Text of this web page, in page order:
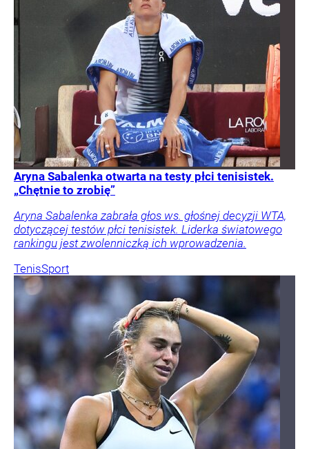
Aryna Sabalenka otwarta na testy płci tenisistek.
„Chętnie to zrobię”
Aryna Sabalenka zabrała głos ws. głośnej decyzji WTA,
dotyczącej testów płci tenisistek. Liderka światowego
rankingu jest zwolenniczką ich wprowadzenia.
TenisSport